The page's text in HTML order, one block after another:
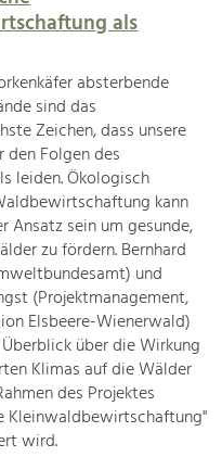
als
absterbende
sind das
Zeichen, dass unsere
Folgen des
leiden. Ökologisch
kann
Ansatz sein um gesunde,
zu fördern. Bernhard
und
(Projektmanagement,
Elsbeere-Wienerwald)
über die Wirkung
Klimas auf die Wälder
des Projektes
Kleinwaldbewirtschaftung"
wird.